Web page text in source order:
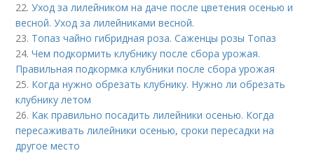
22.Уход за лилейником на даче после цветения осенью и
весной. Уход за лилейниками весной.
23. Топаз чайно гибридная роза. Саженцы розы Топаз
24.Чем подкормить клубнику после сбора урожая.
Правильная подкормка клубники после сбора урожая
25. Когда нужно обрезать клубнику. Нужно ли обрезать
клубнику летом
26. Как правильно посадить лилейники осенью. Когда
пересаживать лилейники осенью, сроки пересадки на
другое место